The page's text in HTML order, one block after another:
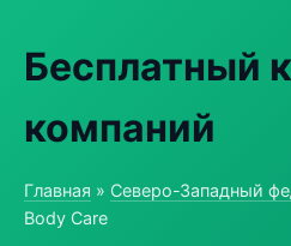
Бесплатный
компаний
Главная » Северо-Западный
Body Care